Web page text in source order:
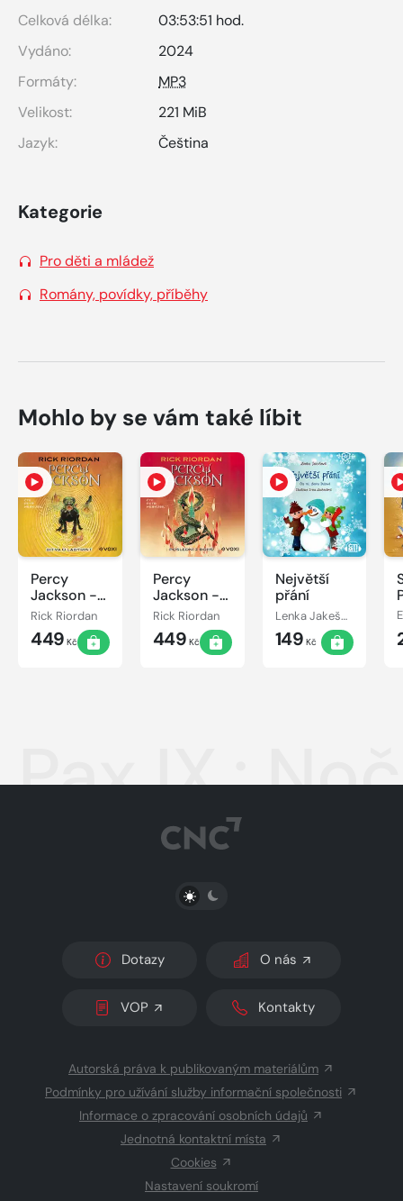
Celková délka:
03:53:51 hod.
Vydáno:
2024
Formáty:
MP3
Velikost:
221 MiB
Jazyk:
Čeština
Kategorie
Pro děti a mládež
Romány, povídky, příběhy
Mohlo by se vám také líbit
Percy
Jackson -
Bitva o
labyrint
Rick Riordan
449 Kč
Percy
Jackson -
Poslední z
bohů
Rick Riordan
449 Kč
Největší
přání
Lenka Jakešová
149 Kč
Pax IX.:
PŘEPNOUT SVĚTLÝ/TMAVÝ REŽIM
Dotazy O nás
VOP Kontakty
Autorská práva k publikovaným materiálům
Podmínky pro užívání služby informační společnosti
Informace o zpracování osobních údajů
Jednotná kontaktní místa
Cookies
Nastavení soukromí